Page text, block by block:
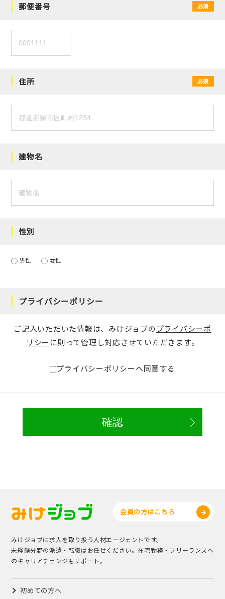
郵便番号 必須
住所 必須
建物名
性別
男性 女性
プライバシーポリシー
ご記入いただいた情報は、みけジョブのプライバシーポ
リシー に則って管理し対応させていただきます。
プライバシーポリシーへ同意する
会員の方はこちら
みけジョブは求人を取り扱う人材エージェントです。
未経験分野の派遣・転職はお任せください。在宅勤務・フリーランスへ
のキャリアチェンジもサポート。
初めての方へ